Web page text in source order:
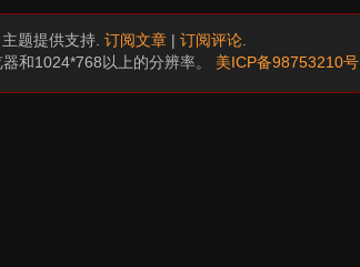
主题提供支持.订阅文章 |订阅评论
和1024*768以上的分辨率。 美ICP备98753210号